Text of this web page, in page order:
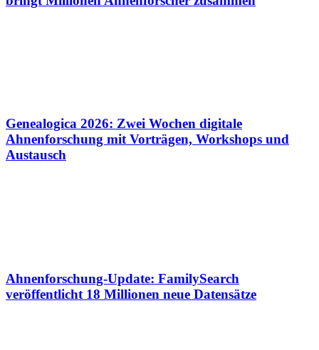
Genealogica 2026: Zwei Wochen digitale
Ahnenforschung mit Vorträgen, Workshops und
Austausch
Ahnenforschung-Update: FamilySearch
veröffentlicht 18 Millionen neue Datensätze